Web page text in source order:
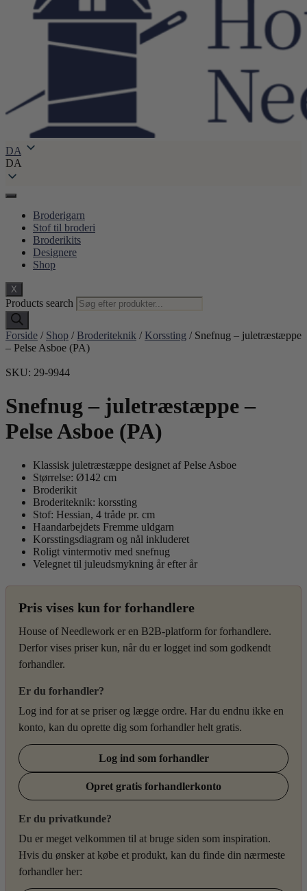
DA
DA
Broderigarn
Stof til broderi
Broderikits
Designere
Shop
X
Products search
Forside / Shop / Broderiteknik / Korssting / Snefnug – juletræstæppe
– Pelse Asboe (PA)
SKU: 29-9944
Snefnug – juletræstæppe –
Pelse Asboe (PA)
Klassisk juletræstæppe designet af Pelse Asboe
Størrelse: Ø142 cm
Broderikit
Broderiteknik: korssting
Stof: Hessian, 4 tråde pr. cm
Haandarbejdets Fremme uldgarn
Korsstingsdiagram og nål inkluderet
Roligt vintermotiv med snefnug
Velegnet til juleudsmykning år efter år
Pris vises kun for forhandlere
House of Needlework er en B2B-platform for forhandlere.
Derfor vises priser kun, når du er logget ind som godkendt
forhandler.
Er du forhandler?
Log ind for at se priser og lægge ordre. Har du endnu ikke en
konto, kan du oprette dig som forhandler helt gratis.
Log ind som forhandler
Opret gratis forhandlerkonto
Er du privatkunde?
Du er meget velkommen til at bruge siden som inspiration.
Hvis du ønsker at købe et produkt, kan du finde din nærmeste
forhandler her: